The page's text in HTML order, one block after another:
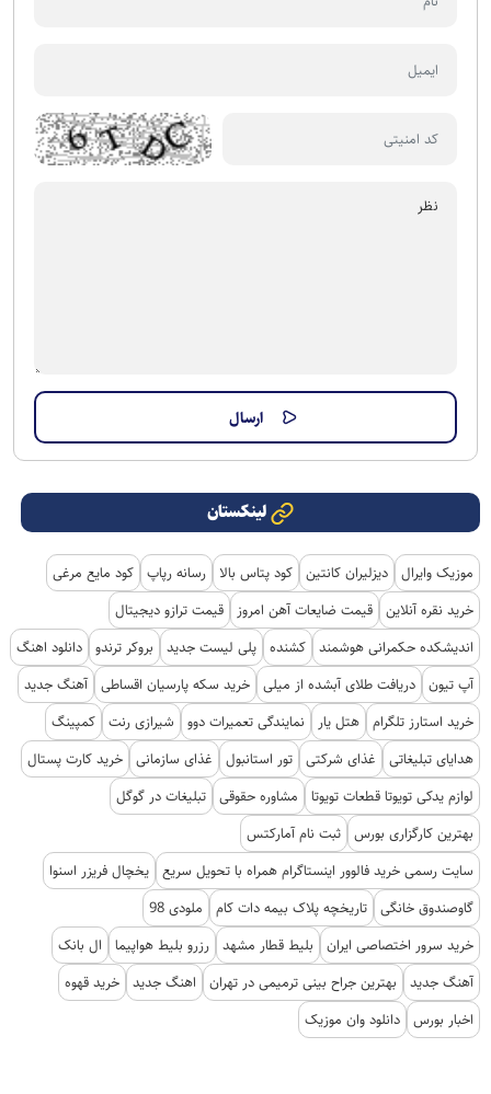
لینکستان
موزیک وایرال دیزلیران کانتین کود پتاس بالا رسانه رپاپ کود مایع مرغی
خرید نقره آنلاین قیمت ضایعات آهن امروز
قیمت ترازو دیجیتال
اندیشکده حکمرانی هوشمند کشنده پلی لیست جدید بروکر ترندو دانلود اهنگ
آپ تیون دریافت طلای آبشده از میلی خرید سکه پارسیان اقساطی آهنگ جدید
خرید استارز تلگرام هتل یار نمایندگی تعمیرات دوو شیرازی رنت کمپینگ
هدایای تبلیغاتی
غذای شرکتی تور استانبول غذای سازمانی خرید کارت پستال
لوازم یدکی تویوتا قطعات تویوتا
مشاوره حقوقی تبلیغات در گوگل
بهترین کارگزاری بورس ثبت نام آمارکتس
سایت رسمی خرید فالوور اینستاگرام همراه با تحویل سریع یخچال فریزر اسنوا
گاوصندوق خانگی تاریخچه پلاک بیمه دات کام
ملودی 98
خرید سرور اختصاصی ایران
بلیط قطار مشهد رزرو بلیط هواپیما
ال بانک
آهنگ جدید
بهترین جراح بینی ترمیمی در تهران اهنگ جدید خرید قهوه
اخبار بورس دانلود وان موزیک